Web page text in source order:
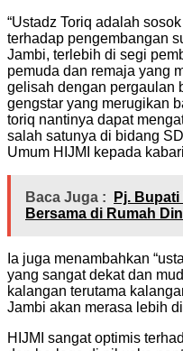
“Ustadz Toriq adalah
terhadap pengembangan
Jambi, terlebih di segi
pemuda dan remaja yang
gelisah dengan pergaulan
gengstar yang merugikan
toriq nantinya dapat
salah satunya di bidang
Umum HIJMI kepada
Baca Juga :
Pj.
Bersama di Rumah
Ia juga menambahkan
yang sangat dekat dan
kalangan terutama
Jambi akan merasa lebih
HIJMI sangat optimis